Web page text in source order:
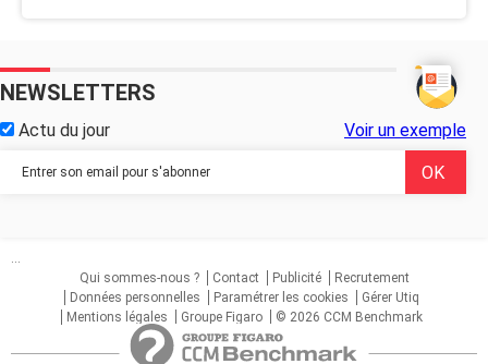
NEWSLETTERS
Actu du jour Voir un exemple
...
Qui sommes-nous ?
Contact Publicité
Recrutement
Données personnelles
Paramétrer les cookies
Gérer Utiq
Mentions légales
Groupe Figaro © 2026 CCM Benchmark